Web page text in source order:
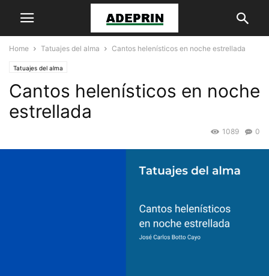
Home Tatuajes del alma Cantos helenísticos en noche estrellada
Tatuajes del alma
Cantos helenísticos en noche
estrellada
0
1089